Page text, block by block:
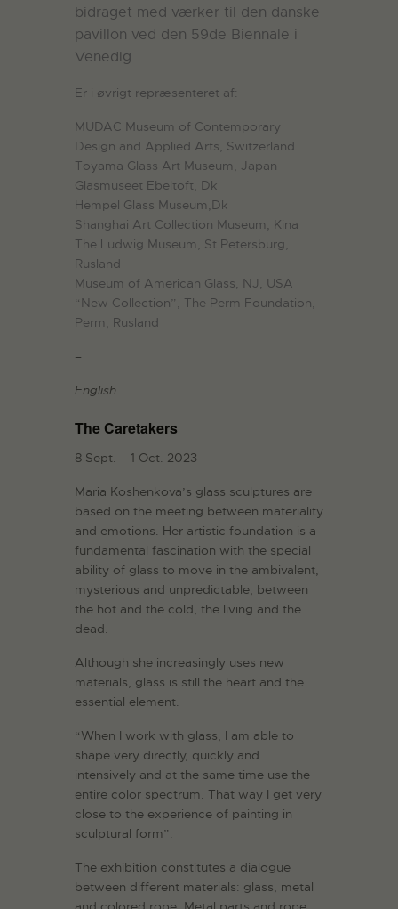
bidraget med værker til den danske
pavillon ved den 59de Biennale i
Venedig.
Er i øvrigt repræsenteret af:
MUDAC Museum of Contemporary
Design and Applied Arts, Switzerland
Toyama Glass Art Museum, Japan
Glasmuseet Ebeltoft, Dk
Hempel Glass Museum,Dk
Shanghai Art Collection Museum, Kina
The Ludwig Museum, St.Petersburg,
Rusland
Museum of American Glass, NJ, USA
“New Collection”, The Perm Foundation,
Perm, Rusland
–
English
The Caretakers
8 Sept. – 1 Oct. 2023
Maria Koshenkova’s glass sculptures are
based on the meeting between materiality
and emotions. Her artistic foundation is a
fundamental fascination with the special
ability of glass to move in the ambivalent,
mysterious and unpredictable, between
the hot and the cold, the living and the
dead.
Although she increasingly uses new
materials, glass is still the heart and the
essential element.
“When I work with glass, I am able to
shape very directly, quickly and
intensively and at the same time use the
entire color spectrum. That way I get very
close to the experience of painting in
sculptural form”.
The exhibition constitutes a dialogue
between different materials: glass, metal